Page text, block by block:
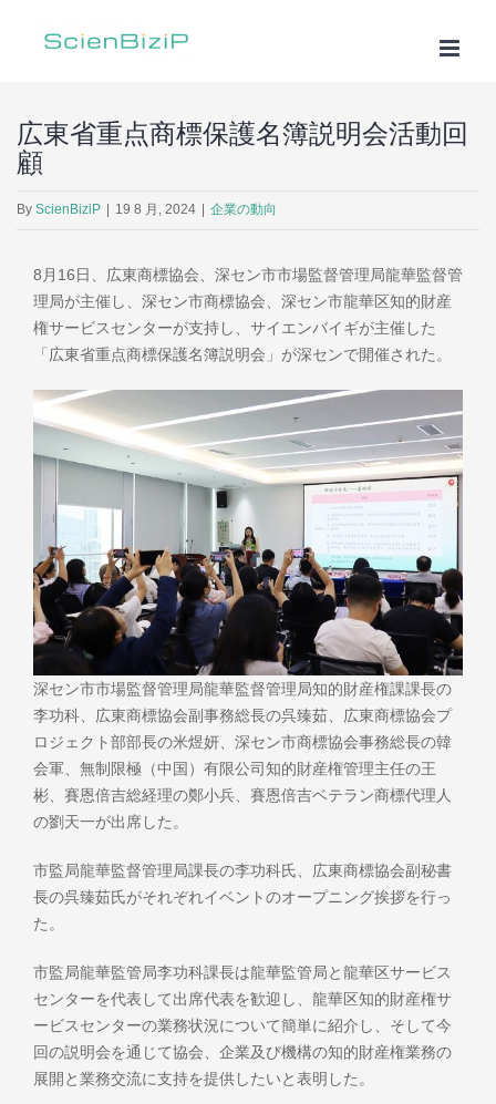
広東省重点商標保護名簿説明会活動回
顧
By ScienBiziP 19 8 月, 2024 企業の動向
8月16日、広東商標協会、深セン市市場監督管理局龍華監督管
理局が主催し、深セン市商標協会、深セン市龍華区知的財産
権サービスセンターが支持し、サイエンバイギが主催した
「広東省重点商標保護名簿説明会」が深センで開催された。
深セン市市場監督管理局龍華監督管理局知的財産権課課長の
李功科、広東商標協会副事務総長の呉臻茹、広東商標協会プ
ロジェクト部部長の米煜妍、深セン市商標協会事務総長の韓
会軍、無制限極（中国）有限公司知的財産権管理主任の王
彬、賽恩倍吉総経理の鄭小兵、賽恩倍吉ベテラン商標代理人
の劉天一が出席した。
市監局龍華監督管理局課長の李功科氏、広東商標協会副秘書
長の呉臻茹氏がそれぞれイベントのオープニング挨拶を行っ
た。
市監局龍華監管局李功科課長は龍華監管局と龍華区サービス
センターを代表して出席代表を歓迎し、龍華区知的財産権サ
ービスセンターの業務状況について簡単に紹介し、そして今
回の説明会を通じて協会、企業及び機構の知的財産権業務の
展開と業務交流に支持を提供したいと表明した。